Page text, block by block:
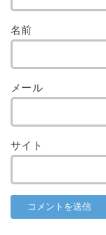
名前
メール
サイト